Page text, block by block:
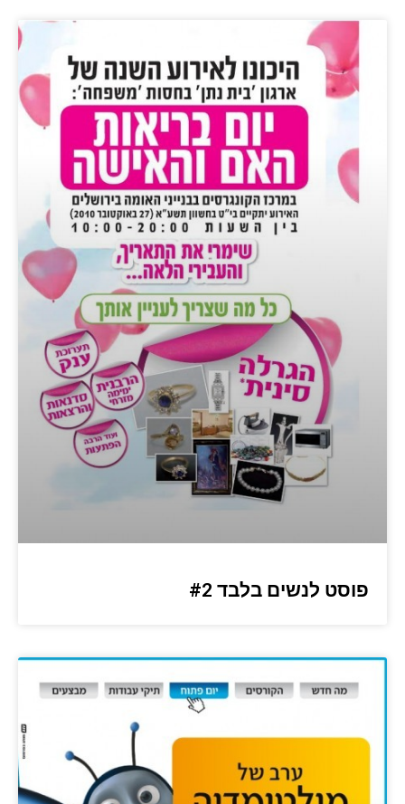
פוסט לנשים בלבד #2